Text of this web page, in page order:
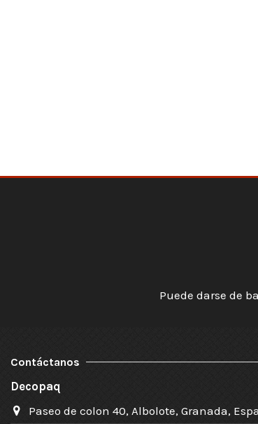
Puede darse de
Contáctanos
Decopaq
Paseo de colon 40, Albolote, Granada,